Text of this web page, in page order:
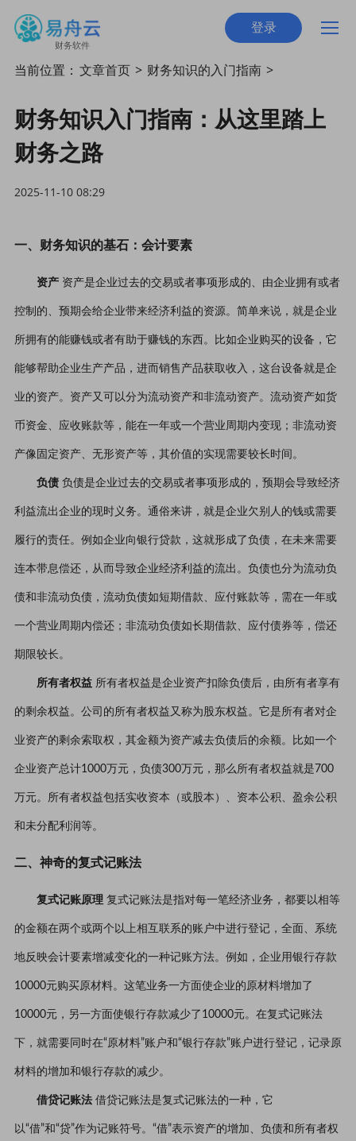
财务软件
登录
当前位置： 文章首页 > 财务知识的入门指南 >
财务知识入门指南：从这里踏上
财务之路
2025-11-10 08:29
一、财务知识的基石：会计要素
资产资产是企业过去的交易或者事项形成的、由企业拥有或者
控制的、预期会给企业带来经济利益的资源。简单来说，就是企业
所拥有的能赚钱或者有助于赚钱的东西。比如企业购买的设备，它
能够帮助企业生产产品，进而销售产品获取收入，这台设备就是企
业的资产。资产又可以分为流动资产和非流动资产。流动资产如货
币资金、应收账款等，能在一年或一个营业周期内变现；非流动资
产像固定资产、无形资产等，其价值的实现需要较长时间。
负债负债是企业过去的交易或者事项形成的，预期会导致经济
利益流出企业的现时义务。通俗来讲，就是企业欠别人的钱或需要
履行的责任。例如企业向银行贷款，这就形成了负债，在未来需要
连本带息偿还，从而导致企业经济利益的流出。负债也分为流动负
债和非流动负债，流动负债如短期借款、应付账款等，需在一年或
一个营业周期内偿还；非流动负债如长期借款、应付债券等，偿还
期限较长。
所有者权益所有者权益是企业资产扣除负债后，由所有者享有
的剩余权益。公司的所有者权益又称为股东权益。它是所有者对企
业资产的剩余索取权，其金额为资产减去负债后的余额。比如一个
企业资产总计1000万元，负债300万元，那么所有者权益就是700
万元。所有者权益包括实收资本（或股本）、资本公积、盈余公积
和未分配利润等。
二、神奇的复式记账法
复式记账原理复式记账法是指对每一笔经济业务，都要以相等
的金额在两个或两个以上相互联系的账户中进行登记，全面、系统
地反映会计要素增减变化的一种记账方法。例如，企业用银行存款
10000元购买原材料。这笔业务一方面使企业的原材料增加了
10000元，另一方面使银行存款减少了10000元。在复式记账法
下，就需要同时在“原材料”账户和“银行存款”账户进行登记，记录原
材料的增加和银行存款的减少。
借贷记账法借贷记账法是复式记账法的一种，它
以“借”和“贷”作为记账符号。“借”表示资产的增加、负债和所有者权